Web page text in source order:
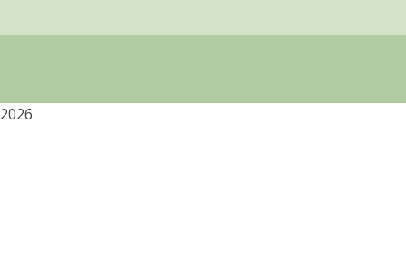
2026